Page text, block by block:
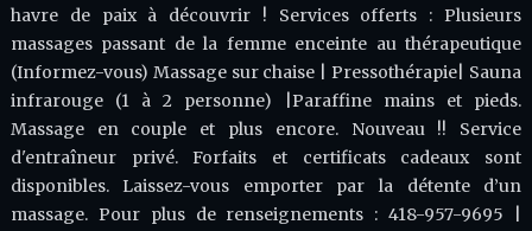
havre de paix à découvrir ! Services offerts : Plusieurs
massages passant de la femme enceinte au thérapeutique
(Informez-vous) Massage sur chaise | Pressothérapie| Sauna
infrarouge (1 à 2 personne) |Paraffine mains et pieds.
Massage en couple et plus encore. Nouveau !! Service
d'entraîneur privé. Forfaits et certificats cadeaux sont
disponibles. Laissez-vous emporter par la détente d’un
massage. Pour plus de renseignements : 418-957-9695 |